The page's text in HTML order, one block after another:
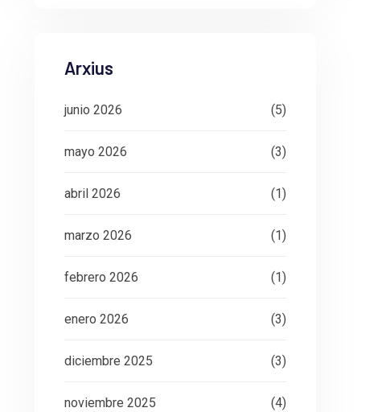
Arxius
junio 2026 (5)
mayo 2026 (3)
abril 2026 (1)
marzo 2026 (1)
febrero 2026 (1)
enero 2026 (3)
diciembre 2025 (3)
noviembre 2025 (4)